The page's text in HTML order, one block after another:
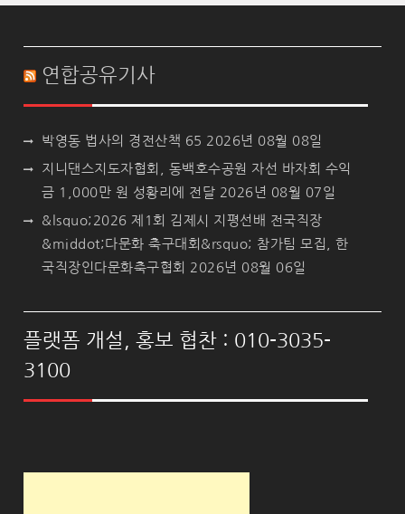
연합공유기사
박영동 법사의 경전산책 65 2026년 08월 08일
지니댄스지도자협회, 동백호수공원 자선 바자회 수익
금 1,000만 원 성황리에 전달 2026년 08월 07일
&lsquo;2026 제1회 김제시 지평선배 전국직장
&middot;다문화 축구대회&rsquo; 참가팀 모집, 한
국직장인다문화축구협회 2026년 08월 06일
플랫폼 개설, 홍보 협찬 : 010-3035-
3100